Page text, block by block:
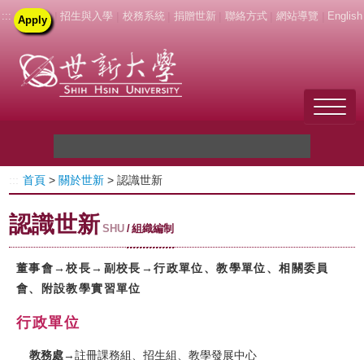
::: Apply | 招生與入學 校務系統 捐贈世新 聯絡方式 網站導覽 English
關於世新
未來學生
新生
教職員
首頁 >關於世新 > 認識世新
認識世新 SHU 組織編制
董事會→校長→副校長→行政單位、教學單位、相關委員
會、附設教學實習單位
行政單位
教務處→註冊課務組、招生組、教學發展中心